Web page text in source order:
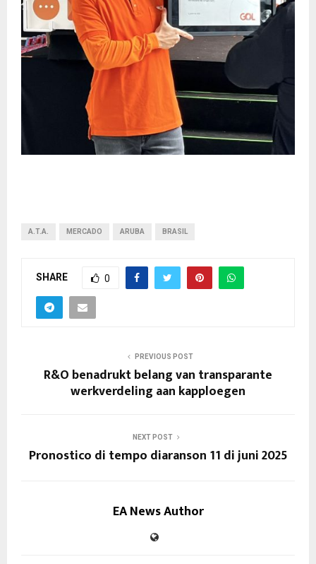
A.T.A. MERCADO ARUBA BRASIL
SHARE 0
PREVIOUS POST
R&O benadrukt belang van transparante
werkverdeling aan kapploegen
NEXT POST
Pronostico di tempo diaranson 11 di juni 2025
EA News Author